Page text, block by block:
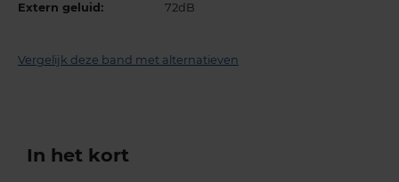
Extern geluid: 72dB
Vergelijk deze band met alternatieven
In het kort